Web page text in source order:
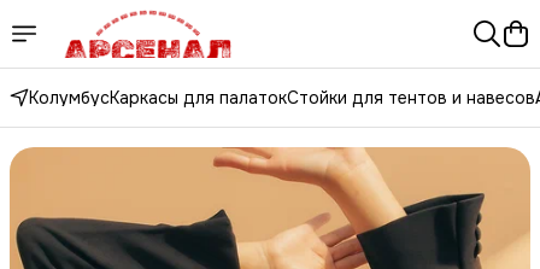
КолумбусКаркасы для палатокСтойки для тентов и навесов